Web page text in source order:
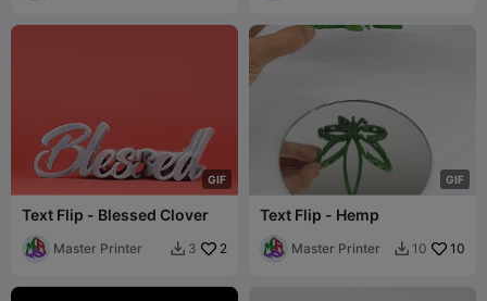
GIF
Text Flip - Blessed Clover
Master Printer  3 2
GIF
Text Flip - Hemp
Master Printer  10 10